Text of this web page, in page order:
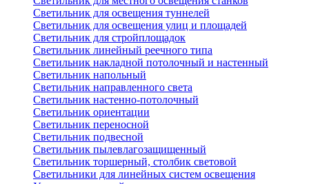
Светильник для освещения туннелей
Светильник для освещения улиц и площадей
Светильник для стройплощадок
Светильник линейный реечного типа
Светильник накладной потолочный и настенный
Светильник напольный
Светильник направленного света
Светильник настенно-потолочный
Светильник ориентации
Светильник переносной
Светильник подвесной
Светильник пылевлагозащищенный
Светильник торшерный, столбик световой
Светильники для линейных систем освещения